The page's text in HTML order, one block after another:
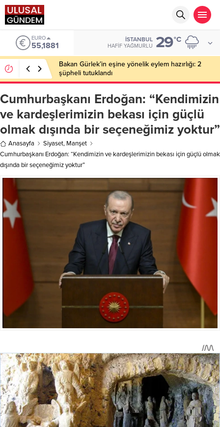
EURO
55,1881
İSTANBUL
HAFIF YAĞMURLU 29°C
Bakan Gürlek’in eşine yönelik eylem hazırlığı: 2
şüpheli tutuklandı
Cumhurbaşkanı Erdoğan: “Kendimizin
ve kardeşlerimizin bekası için güçlü
olmak dışında bir seçeneğimiz yoktur”
Anasayfa Siyaset, Manşet
Cumhurbaşkanı Erdoğan: “Kendimizin ve kardeşlerimizin bekası için güçlü olmak
dışında bir seçeneğimiz yoktur”